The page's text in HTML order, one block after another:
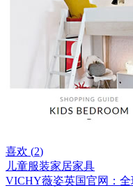
喜欢 (2)
儿童服装家居家具
VICHY薇姿英国官网：